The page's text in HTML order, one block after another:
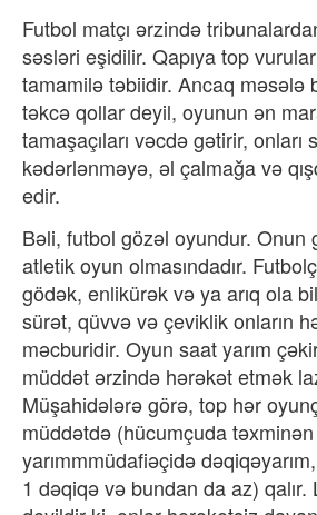
Futbol matçı ərzində
səsləri eşidilir. Qapıya top
tamamilə təbiidir. Ancaq məsələ
təkcə qollar deyil, oyunun ən
tamaşaçıları vəcdə gətirir, onları
kədərlənməyə, əl çalmağa və
edir.
Bəli, futbol gözəl oyundur. Onun
atletik oyun olmasındadır.
gödək, enlikürək və ya arıq ola
sürət, qüvvə və çeviklik onların
məcburidir. Oyun saat yarım
müddət ərzində hərəkət etmək
Müşahidələrə görə, top hər
müddətdə (hücumçuda
yarımmmüdafiəçidə
1 dəqiqə və bundan da az)